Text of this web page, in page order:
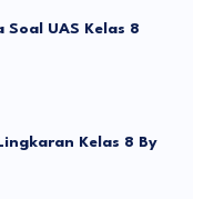
UAS Kelas 8
Kelas 8 By